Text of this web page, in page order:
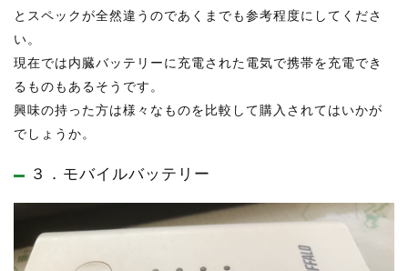
とスペックが全然違うのであくまでも参考程度にしてくださ
い。
現在では内臓バッテリーに充電された電気で携帯を充電でき
るものもあるそうです。
興味の持った方は様々なものを比較して購入されてはいかが
でしょうか。
３．モバイルバッテリー